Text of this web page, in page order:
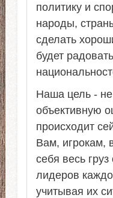
политику и
народы,
сделать
будет
Наша цель - не
объективную
происходит
Вам, игрокам,
себя весь груз
лидеров
учитывая их